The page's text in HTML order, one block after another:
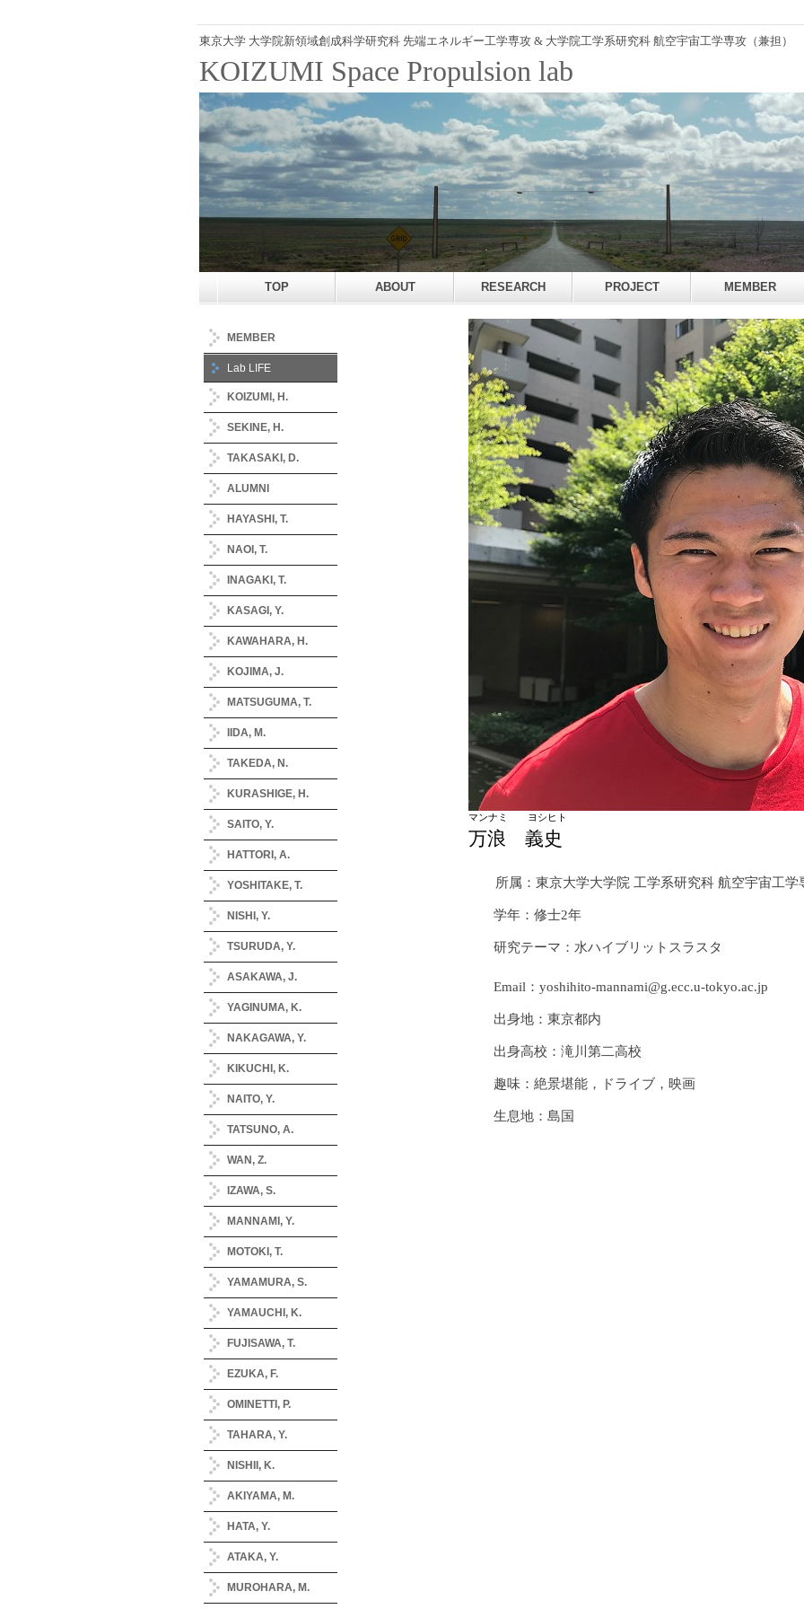
東京大学 大学院新領域創成科学研究科 先端エネルギー工学専攻 & 大学院工学系研究科 航空宇宙工学専攻（兼担）
KOIZUMI Space Propulsion lab
TOP ABOUT RESEARCH PROJECT MEMBER
MEMBER
Lab LIFE
KOIZUMI, H.
SEKINE, H.
TAKASAKI, D.
ALUMNI
HAYASHI, T.
NAOI, T.
INAGAKI, T.
KASAGI, Y.
KAWAHARA, H.
KOJIMA, J.
MATSUGUMA, T.
IIDA, M.
TAKEDA, N.
KURASHIGE, H.
SAITO, Y.
HATTORI, A.
YOSHITAKE, T.
NISHI, Y.
TSURUDA, Y.
ASAKAWA, J.
YAGINUMA, K.
NAKAGAWA, Y.
KIKUCHI, K.
NAITO, Y.
TATSUNO, A.
WAN, Z.
IZAWA, S.
MANNAMI, Y.
MOTOKI, T.
YAMAMURA, S.
YAMAUCHI, K.
FUJISAWA, T.
EZUKA, F.
OMINETTI, P.
TAHARA, Y.
NISHII, K.
AKIYAMA, M.
HATA, Y.
ATAKA, Y.
MUROHARA, M.
マンナミ ヨシヒト
万浪 義史
所属： 東京大学大学院 工学系研究科 航空宇宙工
学年：修士2年
研究テーマ：水ハイブリットスラスタ
Email ：yoshihito-mannami@g.ecc.u-tokyo.ac.jp
出身地：東京都内
出身高校：滝川第二高校
趣味：絶景堪能，ドライブ，映画
生息地：島国